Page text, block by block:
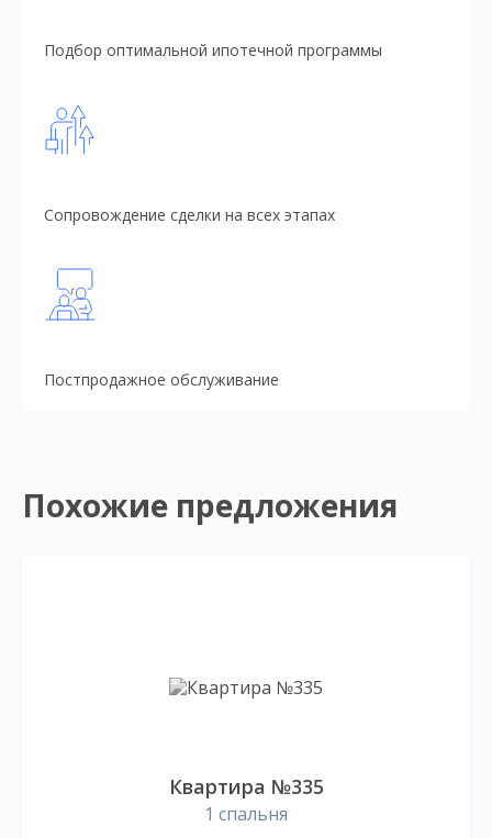
Подбор оптимальной ипотечной программы
Сопровождение сделки на всех этапах
Постпродажное обслуживание
Похожие предложения
Квартира №335
1 спальня